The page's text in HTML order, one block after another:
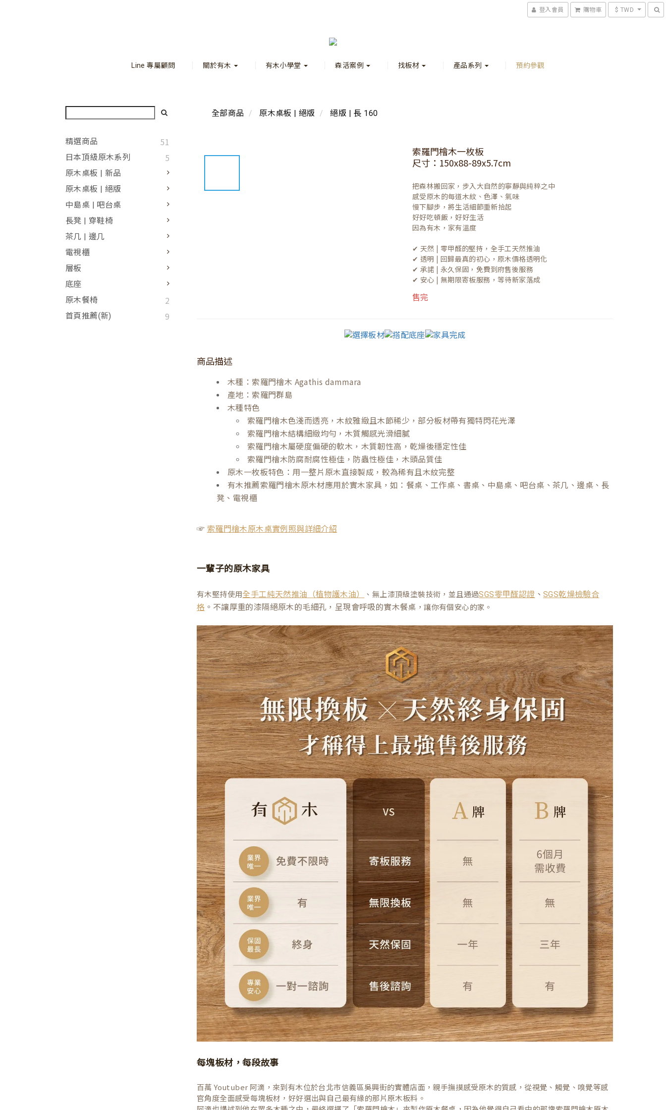
登入會員 購物車 $ TWD
Line 專屬顧問 關於有木 有木小學堂 森活案例 找板材 產品系列 預約參觀
精選商品 51
日本頂級原木系列 5
原木桌板 | 新品
原木桌板 | 絕版
中島桌 | 吧台桌
長凳 | 穿鞋椅
茶几 | 邊几
電視櫃
層板
底座
原木餐椅
2
首頁推薦(新) 9
全部商品 原木桌板 | 絕版 絕版 | 長 160
索羅門檜木一枚板
尺寸：150x88-89x5.7cm
把森林搬回家，步入大自然的寧靜與純粹之中
感受原木的每道木紋、色澤、氣味
慢下腳步，將生活細節重新拾起
好好吃頓飯，好好生活
因為有木，家有溫度
✔ 天然 | 零甲醛的堅持，全手工天然推油
✔ 透明 | 回歸最真的初心，原木價格透明化
✔ 承諾 | 永久保固，免費到府售後服務
✔ 安心 | 無期限寄板服務，等待新家落成
售完
商品描述
木種：索羅門檜木 Agathis dammara
產地：索羅門群島
木種特色
索羅門檜木色淺而透亮，木紋雅緻且木節稀少，部分板材帶有獨特閃花光澤
索羅門檜木結構細緻均勻，木質觸感光滑細膩
索羅門檜木屬硬度偏硬的軟木，木質韌性高，乾燥後穩定性佳
索羅門檜木防腐耐腐性極佳，防蟲性極佳，木頭品質佳
原木一枚板特色：用一整片原木直接製成，較為稀有且木紋完整
有木推薦索羅門檜木原木材應用於實木家具，如：餐桌、工作桌、書桌、中島桌、吧台桌、茶几、邊桌、長
凳、電視櫃
☞ 索羅門檜木原木桌實例照與詳細介紹
一輩子的原木家具
有木堅持使用全手工純天然推油（植物護木油） 、無上漆頂級塗裝技術，並且通過SGS零甲醛認證 、SGS乾燥檢驗合
格 。不讓厚重的漆隔絕原木的毛細孔，呈現會呼吸的實木餐桌 ，讓你有個安心的家。
每塊板材，每段故事
百萬 Youtuber 阿滴，來到有木位於台北市信義區吳興街的實體店面，親手撫摸感受原木的質感，從視覺、觸覺、嗅覺等感
官角度全面感受每塊板材，好好選出與自己最有緣的那片原木板料。